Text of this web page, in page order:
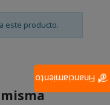
este producto.
Financiamiento